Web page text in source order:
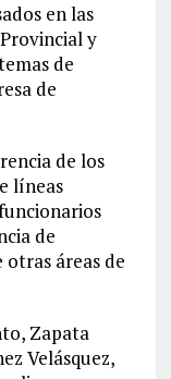
en las
y
de
de
de los
líneas
de
otras áreas de
Zapata
Velásquez,